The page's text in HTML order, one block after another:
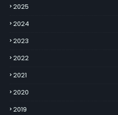
2025
2024
2023
2022
2021
2020
2019